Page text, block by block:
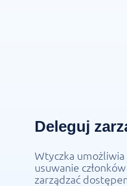
Deleguj
Wtyczka
usuwanie
zarządzać